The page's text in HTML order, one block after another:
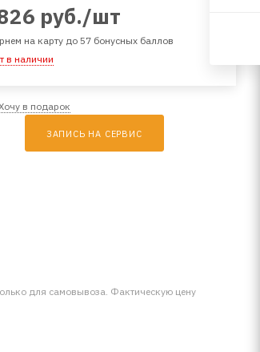
руб./шт
на карту до 57 бонусных баллов
в наличии
в подарок
ЗАПИСЬ НА СЕРВИС
для самовывоза. Фактическую цену